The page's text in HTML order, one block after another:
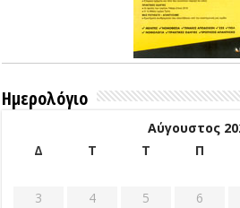
Ημερολόγιο
Αύγουστος
Δ
Τ Τ Π
3
4 5 6